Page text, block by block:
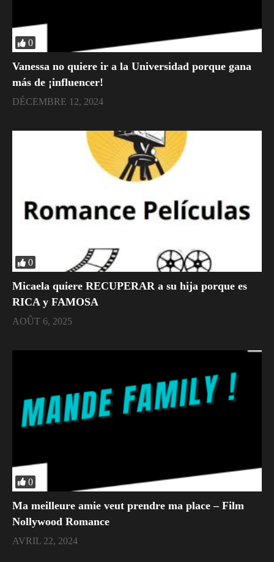
0
Vanessa no quiere ir a la Universidad porque gana
más de ¡influencer!
DÉCEMBRE 12, 2024
0
Micaela quiere RECUPERAR a su hija porque es
RICA y FAMOSA
AOÛT 6, 2025
0
Ma meilleure amie veut prendre ma place – Film
Nollywood Romance
AVRIL 22, 2024